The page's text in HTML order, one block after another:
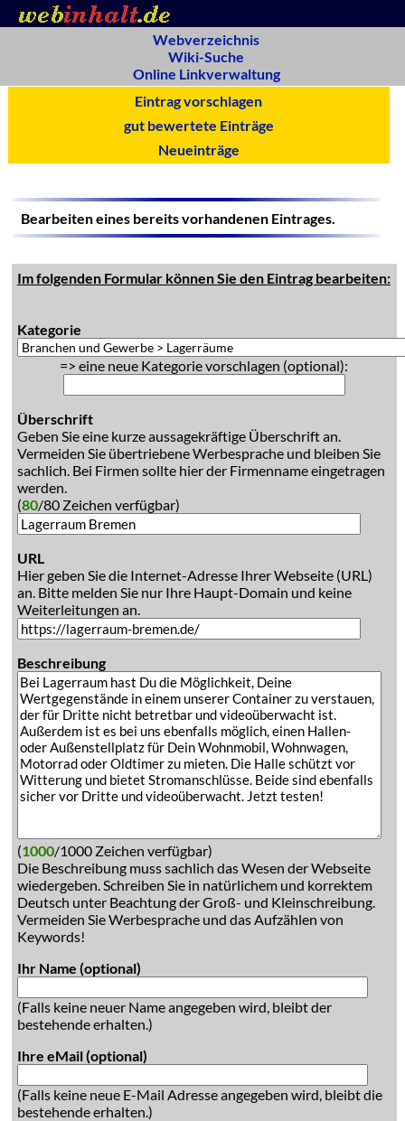
Webverzeichnis
Wiki-Suche
Online Linkverwaltung
Eintrag vorschlagen
gut bewertete Einträge
Neueinträge
Bearbeiten eines bereits vorhandenen Eintrages.
Im folgenden Formular können Sie den Eintrag bearbeiten:
Kategorie
=> eine neue Kategorie vorschlagen (optional):
Überschrift
Geben Sie eine kurze aussagekräftige Überschrift an.
Vermeiden Sie übertriebene Werbesprache und bleiben Sie
sachlich. Bei Firmen sollte hier der Firmenname eingetragen
werden.
(80/80 Zeichen verfügbar)
URL
Hier geben Sie die Internet-Adresse Ihrer Webseite (URL)
an. Bitte melden Sie nur Ihre Haupt-Domain und keine
Weiterleitungen an.
Beschreibung
(1000/1000 Zeichen verfügbar)
Die Beschreibung muss sachlich das Wesen der Webseite
wiedergeben. Schreiben Sie in natürlichem und korrektem
Deutsch unter Beachtung der Groß- und Kleinschreibung.
Vermeiden Sie Werbesprache und das Aufzählen von
Keywords!
Ihr Name (optional)
(Falls keine neuer Name angegeben wird, bleibt der
bestehende erhalten.)
Ihre eMail (optional)
(Falls keine neue E-Mail Adresse angegeben wird, bleibt die
bestehende erhalten.)